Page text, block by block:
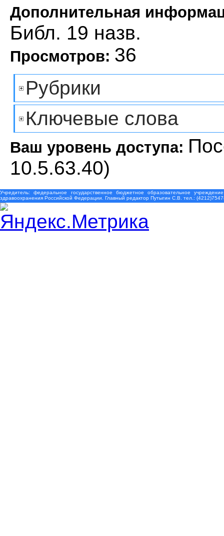
Дополнительная
Библ. 19 назв.
Просмотров: 36
Рубрики
Ключевые слова
Ваш уровень доступа:
10.5.63.40)
Учредитель: федеральное государственное бюджетное образовательное
здравоохранения Российской Федерации. Главный редактор Путыгин С.В. тел.: